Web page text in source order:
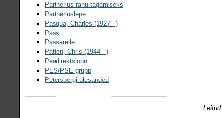
Partnerlus rahu tagamiseks
Partnerluslepe
Pasqua, Charles (1927 - )
Pass
Passarelle
Patten, Chris (1944 - )
Peadirektsioon
PES/PSE grupp
Petersbergi ülesanded